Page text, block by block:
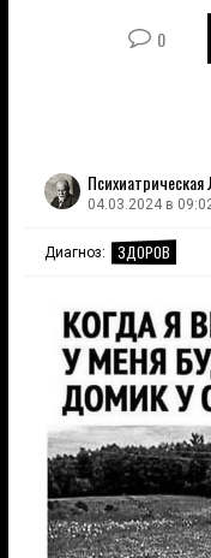
0
04.03.2024 в
Диагноз: ЗДОРОВ